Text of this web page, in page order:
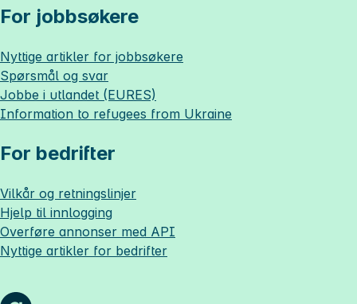
For jobbsøkere
Nyttige artikler for jobbsøkere
Spørsmål og svar
Jobbe i utlandet (EURES)
Information to refugees from Ukraine
For bedrifter
Vilkår og retningslinjer
Hjelp til innlogging
Overføre annonser med API
Nyttige artikler for bedrifter